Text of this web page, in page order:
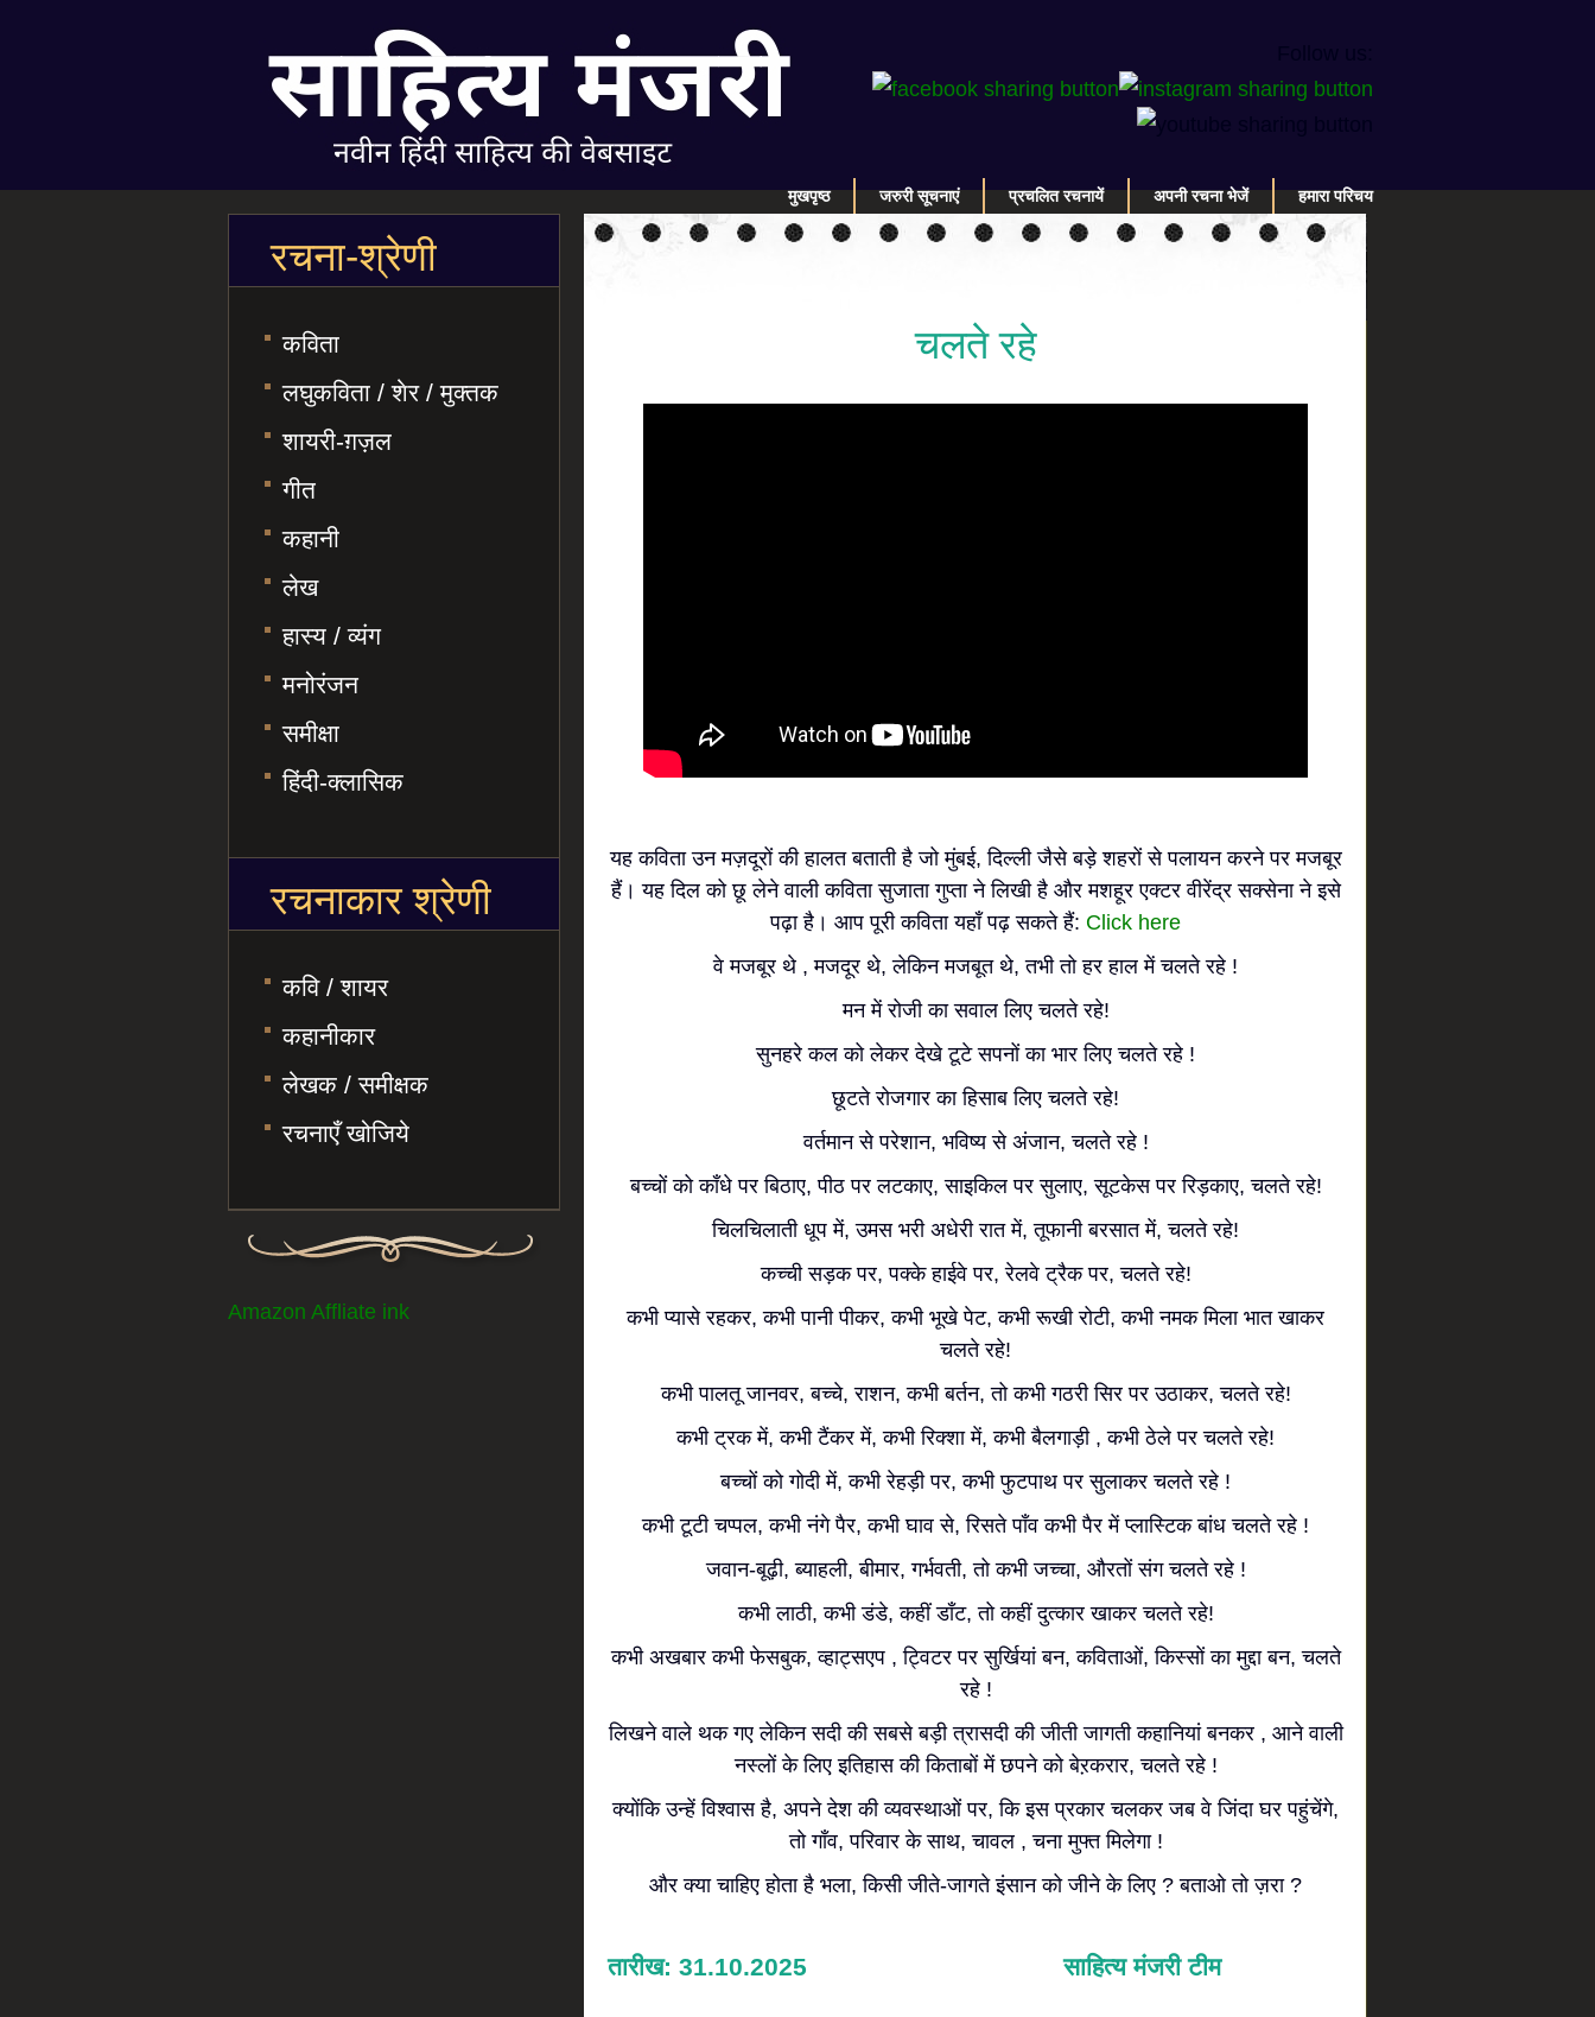
मुखपृष्ठ जरुरी सूचनाएं प्रचलित रचनायें अपनी रचना भेजें हमारा परिचय
चलते रहे
यह कविता उन मज़दूरों की हालत बताती है जो मुंबई, दिल्ली जैसे बड़े शहरों से पलायन करने पर मजबूर
हैं। यह दिल को छू लेने वाली कविता सुजाता गुप्ता ने लिखी है और मशहूर एक्टर वीरेंद्र सक्सेना ने इसे
पढ़ा है। आप पूरी कविता यहाँ पढ़ सकते हैं: Click here
वे मजबूर थे , मजदूर थे, लेकिन मजबूत थे, तभी तो हर हाल में चलते रहे !
मन में रोजी का सवाल लिए चलते रहे!
सुनहरे कल को लेकर देखे टूटे सपनों का भार लिए चलते रहे !
छूटते रोजगार का हिसाब लिए चलते रहे!
वर्तमान से परेशान, भविष्य से अंजान, चलते रहे !
बच्चों को काँधे पर बिठाए, पीठ पर लटकाए, साइकिल पर सुलाए, सूटकेस पर रिड़काए, चलते रहे!
चिलचिलाती धूप में, उमस भरी अधेरी रात में, तूफानी बरसात में, चलते रहे!
कच्ची सड़क पर, पक्के हाईवे पर, रेलवे ट्रैक पर, चलते रहे!
कभी प्यासे रहकर, कभी पानी पीकर, कभी भूखे पेट, कभी रूखी रोटी, कभी नमक मिला भात खाकर
चलते रहे!
कभी पालतू जानवर, बच्चे, राशन, कभी बर्तन, तो कभी गठरी सिर पर उठाकर, चलते रहे!
कभी ट्रक में, कभी टैंकर में, कभी रिक्शा में, कभी बैलगाड़ी , कभी ठेले पर चलते रहे!
बच्चों को गोदी में, कभी रेहड़ी पर, कभी फुटपाथ पर सुलाकर चलते रहे !
कभी टूटी चप्पल, कभी नंगे पैर, कभी घाव से, रिसते पाँव कभी पैर में प्लास्टिक बांध चलते रहे !
जवान-बूढ़ी, ब्याहली, बीमार, गर्भवती, तो कभी जच्चा, औरतों संग चलते रहे !
कभी लाठी, कभी डंडे, कहीं डाँट, तो कहीं दुत्कार खाकर चलते रहे!
कभी अखबार कभी फेसबुक, व्हाट्सएप , ट्विटर पर सुर्खियां बन, कविताओं, किस्सों का मुद्दा बन, चलते
रहे !
लिखने वाले थक गए लेकिन सदी की सबसे बड़ी त्रासदी की जीती जागती कहानियां बनकर , आने वाली
नस्लों के लिए इतिहास की किताबों में छपने को बेऱकरार, चलते रहे !
क्योंकि उन्हें विश्वास है, अपने देश की व्यवस्थाओं पर, कि इस प्रकार चलकर जब वे जिंदा घर पहुंचेंगे,
तो गाँव, परिवार के साथ, चावल , चना मुफ्त मिलेगा !
और क्या चाहिए होता है भला, किसी जीते-जागते इंसान को जीने के लिए ? बताओ तो ज़रा ?
तारीख: 31.10.2025 साहित्य मंजरी टीम
रचना-श्रेणी
कविता
लघुकविता / शेर / मुक्तक
शायरी-ग़ज़ल
गीत
कहानी
लेख
हास्य / व्यंग
मनोरंजन
समीक्षा
हिंदी-क्लासिक
रचनाकार श्रेणी
कवि / शायर
कहानीकार
लेखक / समीक्षक
रचनाएँ खोजिये
Amazon Affliate ink